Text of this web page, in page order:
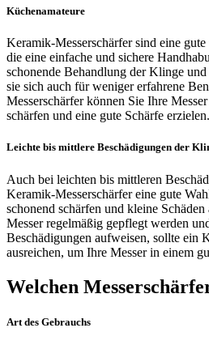
Küchenamateure
Keramik-Messerschärfer sind eine
die eine einfache und sichere
schonende Behandlung der Klinge
sie sich auch für weniger erfahrene
Messerschärfer können Sie Ihre
schärfen und eine gute Schärfe erzielen.
Leichte bis mittlere Beschädigungen der
Auch bei leichten bis mittleren
Keramik-Messerschärfer eine gute
schonend schärfen und kleine
Messer regelmäßig gepflegt werden
Beschädigungen aufweisen, sollte ein
ausreichen, um Ihre Messer in einem
Welchen
Art des Gebrauchs